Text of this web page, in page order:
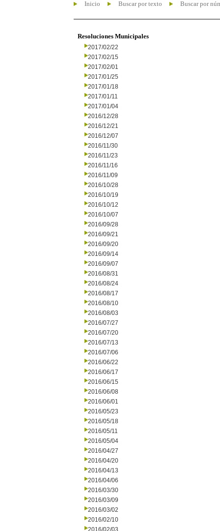
Inicio Buscar por texto Buscar por
Resoluciones Municipales
2017/02/22
2017/02/15
2017/02/01
2017/01/25
2017/01/18
2017/01/11
2017/01/04
2016/12/28
2016/12/21
2016/12/07
2016/11/30
2016/11/23
2016/11/16
2016/11/09
2016/10/28
2016/10/19
2016/10/12
2016/10/07
2016/09/28
2016/09/21
2016/09/20
2016/09/14
2016/09/07
2016/08/31
2016/08/24
2016/08/17
2016/08/10
2016/08/03
2016/07/27
2016/07/20
2016/07/13
2016/07/06
2016/06/22
2016/06/17
2016/06/15
2016/06/08
2016/06/01
2016/05/23
2016/05/18
2016/05/11
2016/05/04
2016/04/27
2016/04/20
2016/04/13
2016/04/06
2016/03/30
2016/03/09
2016/03/02
2016/02/10
2016/02/03